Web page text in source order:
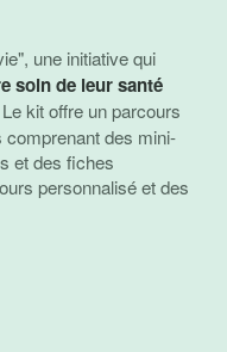
une initiative qui
soin de leur santé
kit offre un parcours
comprenant des mini-
et des fiches
personnalisé et des